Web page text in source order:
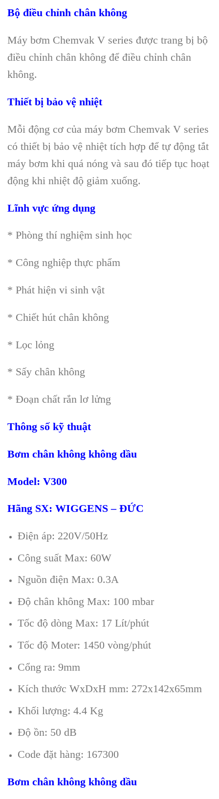
Bộ điều chỉnh chân không
Máy bơm Chemvak V series được trang bị bộ
điều chỉnh chân không để điều chỉnh chân
không.
Thiết bị bảo vệ nhiệt
Mỗi động cơ của máy bơm Chemvak V series
có thiết bị bảo vệ nhiệt tích hợp để tự động tắt
máy bơm khi quá nóng và sau đó tiếp tục hoạt
động khi nhiệt độ giảm xuống.
Lĩnh vực ứng dụng
* Phòng thí nghiệm sinh học
* Công nghiệp thực phẩm
* Phát hiện vi sinh vật
* Chiết hút chân không
* Lọc lỏng
* Sấy chân không
* Đoạn chất rắn lơ lửng
Thông số kỹ thuật
Bơm chân không không dầu
Model: V300
Hãng SX: WIGGENS – ĐỨC
Điện áp: 220V/50Hz
Công suất Max: 60W
Nguồn điện Max: 0.3A
Độ chân không Max: 100 mbar
Tốc độ dòng Max: 17 Lít/phút
Tốc độ Moter: 1450 vòng/phút
Cổng ra: 9mm
Kích thước WxDxH mm: 272x142x65mm
Khối lượng: 4.4 Kg
Độ ồn: 50 dB
Code đặt hàng: 167300
Bơm chân không không dầu